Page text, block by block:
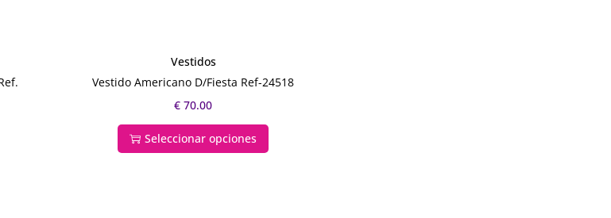
Vestidos
Vestido Americano D/Fiesta Ref-24518
€ 70.00
Seleccionar opciones